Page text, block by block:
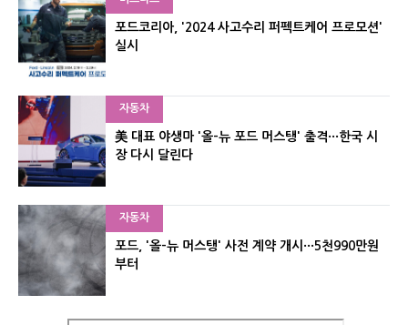
포드코리아, '2024 사고수리 퍼펙트케어 프로모션'
실시
자동차
美 대표 야생마 '올-뉴 포드 머스탱' 출격···한국 시
장 다시 달린다
자동차
포드, '올-뉴 머스탱' 사전 계약 개시···5천990만원
부터